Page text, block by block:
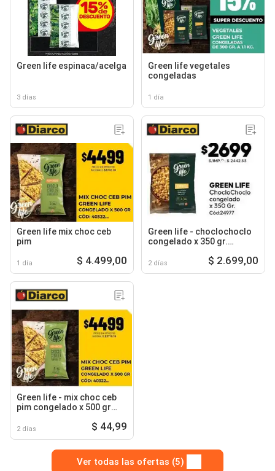
Green life espinaca/acelga
3 días
Green life vegetales
congeladas
1 día
Green life mix choc ceb
pim
1 día $ 4.499,00
Green life - choclochoclo
congelado x 350 gr.
2 días $ 2.699,00
Green life - mix choc ceb
pim congelado x 500 gr
2 días $ 44,99
Ver todas las ofertas (5)